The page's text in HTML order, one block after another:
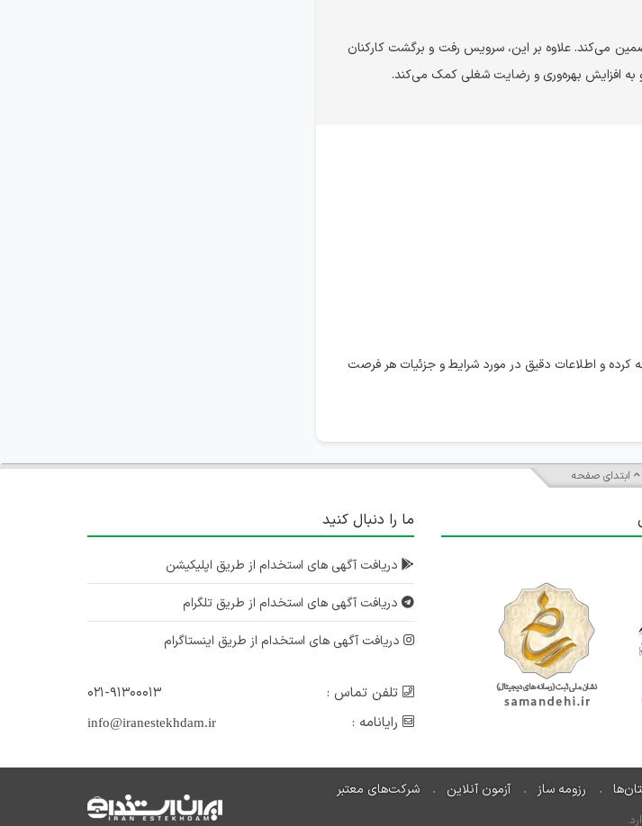
می‌کند. علاوه بر این، سرویس رفت و برگشت کارکنان
و به افزایش بهره‌وری و رضایت شغلی کمک می‌کند.
و اطلاعات دقیق در مورد شرایط و جزئیات هر فرصت
ابتدای صفحه
ما را دنبال کنید
دریافت آگهی های استخدام از طریق اپلیکیشن
دریافت آگهی های استخدام از طریق تلگرام
دریافت آگهی های استخدام از طریق اینستاگرام
تلفن تماس :
۰۲۱-۹۱۳۰۰۰۱۳
رایانامه :
info@iranestekhdam.ir
رزومه ساز آزمون آنلاین شرکت‌های معتبر